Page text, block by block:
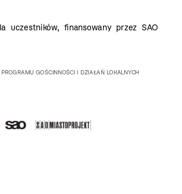
uczestników, finansowany przez SAO
GOŚCINNOŚCI I DZIAŁAŃ LOKALNYCH